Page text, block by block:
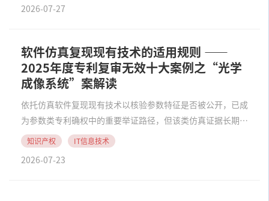
2026-07-27
软件仿真复现现有技术的适用规则 ——
2025年度专利复审无效十大案例之“光学
成像系统”案解读
依托仿真软件复现现有技术以核验参数特征是否被公开，已成
为参数类专利确权中的重要举证路径，但该类仿真证据长期缺
乏统一的审查认定标准，实务中裁判尺度不一、争议层出不
知识产权 IT信息技术
2026-07-23